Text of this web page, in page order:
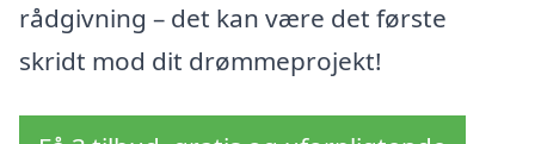
rådgivning – det kan være det første
skridt mod dit drømmeprojekt!